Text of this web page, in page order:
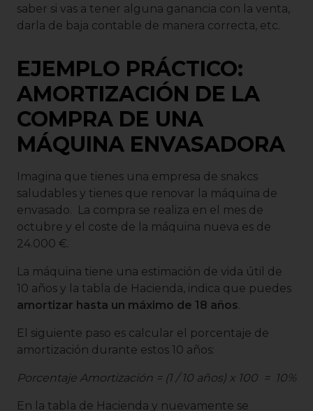
saber si vas a tener alguna ganancia con la venta,
darla de baja contable de manera correcta, etc.
EJEMPLO PRÁCTICO:
AMORTIZACIÓN DE LA
COMPRA DE UNA
MÁQUINA ENVASADORA
Imagina que tienes una empresa de snakcs
saludables y tienes que renovar la máquina de
envasado. La compra se realiza en el mes de
octubre y el coste de la máquina nueva es de
24.000 €.
La máquina tiene una estimación de vida útil de
10 años y la tabla de Hacienda, indica que puedes
amortizar hasta un máximo de 18 años.
El siguiente paso es calcular el porcentaje de
amortización durante estos 10 años:
Porcentaje Amortización = (1 / 10 años) x 100 = 10%
En la tabla de Hacienda y nuevamente se